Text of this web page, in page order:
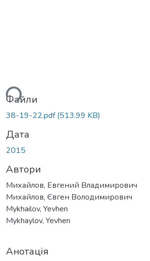
Файли
38-19-22.pdf(513.99 KB)
Дата
2015
Автори
Михайлов, Евгений Владимирович
Михайлов, Євген Володимирович
Mykhailov, Yevhen
Mykhaylov, Yevhen
Анотація